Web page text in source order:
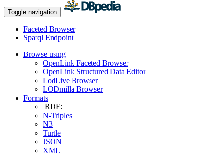
Toggle navigation
Faceted Browser
Sparql Endpoint
Browse using
OpenLink Faceted Browser
OpenLink Structured Data Editor
LodLive Browser
LODmilla Browser
Formats
RDF:
N-Triples
N3
Turtle
JSON
XML